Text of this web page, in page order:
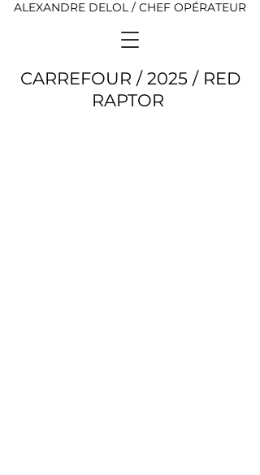
ALEXANDRE DELOL / CHEF OPÉRATEUR
CARREFOUR / 2025 / RED
RAPTOR